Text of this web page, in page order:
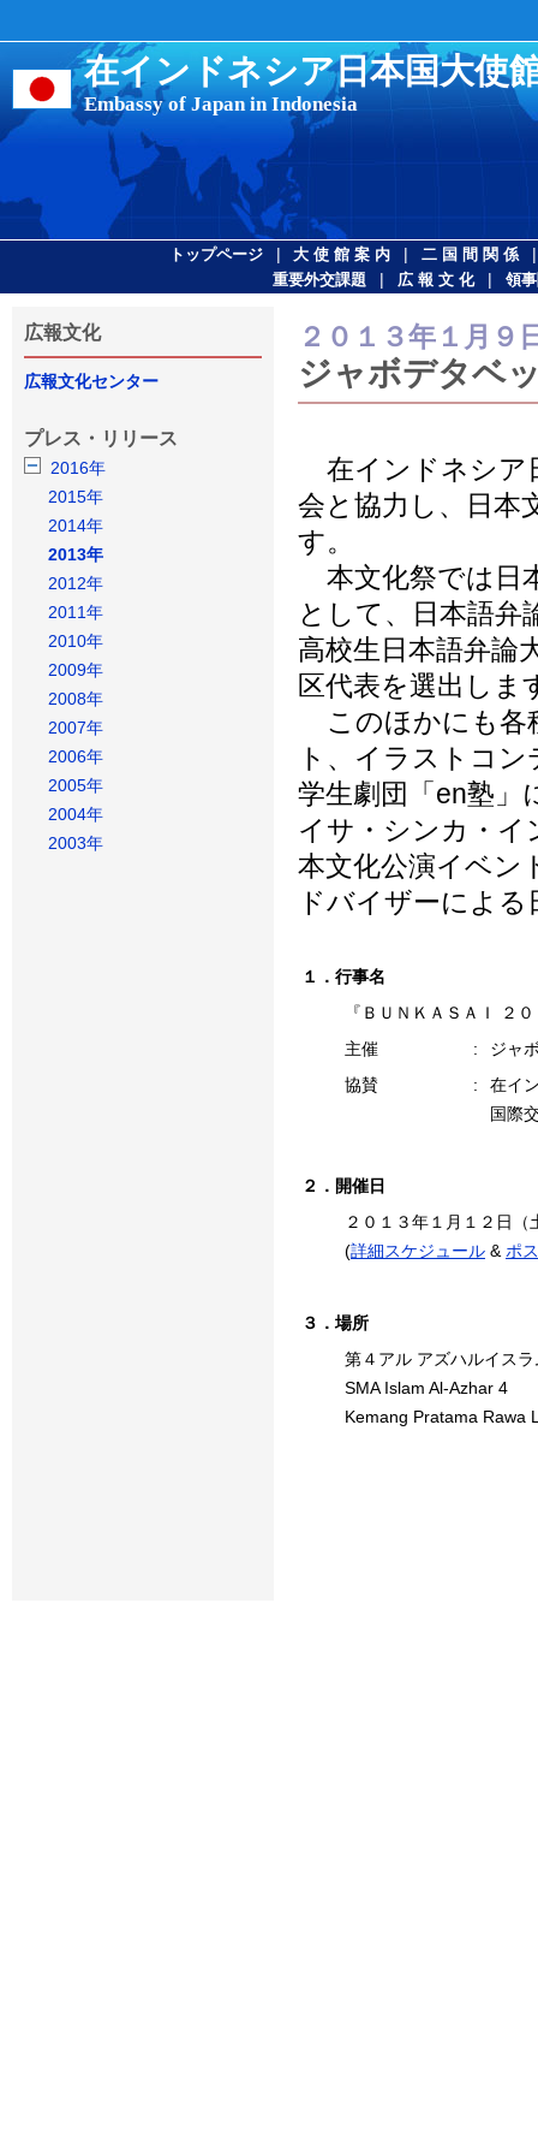
在インドネシア日本国大使
Embassy of Japan in Indonesia
トップページ | 大 使 館 案 内 | 二 国 間 関 係
重要外交課題 | 広 報 文 化 | 領
広報文化
広報文化センター
プレス・リリース
2016年
2015年
2014年
2013年
2012年
2011年
2010年
2009年
2008年
2007年
2006年
2005年
2004年
2003年
２０１３年１月９
ジャボデタベ
在インドネシア
会と協力し、日本
す。
本文化祭では日
として、日本語弁
高校生日本語弁論
区代表を選出しま
このほかにも各
ト、イラストコ
学生劇団「en塾」
イサ・シンカ・イ
本文化公演イベン
ドバイザーによ
１．行事名
『ＢＵＮＫＡＳＡＩ ２
主催
:
ジャ
協賛
:
在イ
国際
２．開催日
２０１３年１月１２日
(詳細スケジュール &ポ
３．場所
第４アル アズハルイス
SMA Islam Al-Azhar 4
Kemang Pratama Rawa